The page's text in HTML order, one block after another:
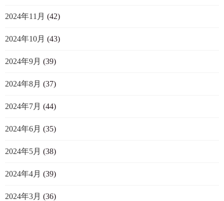
2024年11月 (42)
2024年10月 (43)
2024年9月 (39)
2024年8月 (37)
2024年7月 (44)
2024年6月 (35)
2024年5月 (38)
2024年4月 (39)
2024年3月 (36)